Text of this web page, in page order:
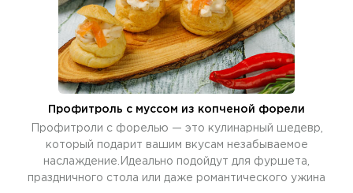
Профитроль c муссом из копченой форели
Профитроли с форелью — это кулинарный шедевр,
который подарит вашим вкусам незабываемое
наслаждение.Идеально подойдут для фуршета,
праздничного стола или даже романтического ужина